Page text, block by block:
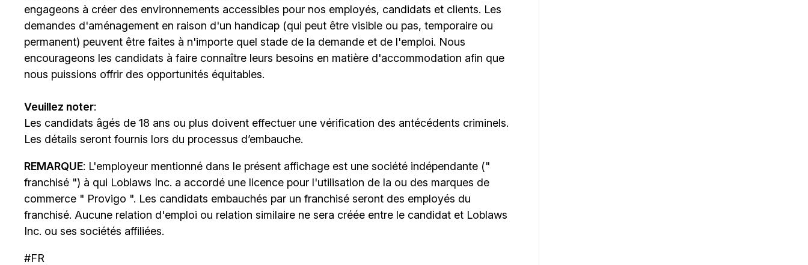
engageons à créer des environnements accessibles pour nos employés, candidats et clients. Les
demandes d'aménagement en raison d'un handicap (qui peut être visible ou pas, temporaire ou
permanent) peuvent être faites à n'importe quel stade de la demande et de l'emploi. Nous
encourageons les candidats à faire connaître leurs besoins en matière d'accommodation afin que
nous puissions offrir des opportunités équitables.
Veuillez noter:
Les candidats âgés de 18 ans ou plus doivent effectuer une vérification des antécédents criminels.
Les détails seront fournis lors du processus d’embauche.
REMARQUE: L'employeur mentionné dans le présent affichage est une société indépendante ("
franchisé ") à qui Loblaws Inc. a accordé une licence pour l'utilisation de la ou des marques de
commerce " Provigo ". Les candidats embauchés par un franchisé seront des employés du
franchisé. Aucune relation d'emploi ou relation similaire ne sera créée entre le candidat et Loblaws
Inc. ou ses sociétés affiliées.
#FR